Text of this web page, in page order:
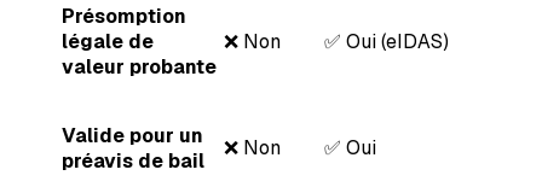
Présomption
légale de
valeur probante
❌ Non ✅ Oui (eIDAS)
Valide pour un
préavis de bail
❌ Non ✅ Oui